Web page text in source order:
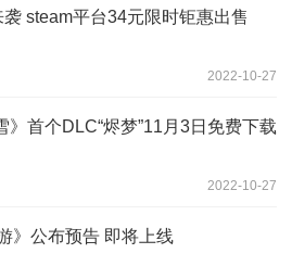
袭 steam平台34元限时钜惠出售
2022-10-27
》首个DLC“烬梦”11月3日免费下载
2022-10-27
》公布预告 即将上线